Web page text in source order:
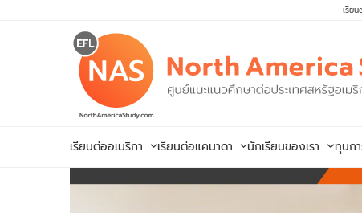
เรียน
เรียนต่ออเมริกา เรียนต่อแคนาดา นักเรียนของเรา ทุนก